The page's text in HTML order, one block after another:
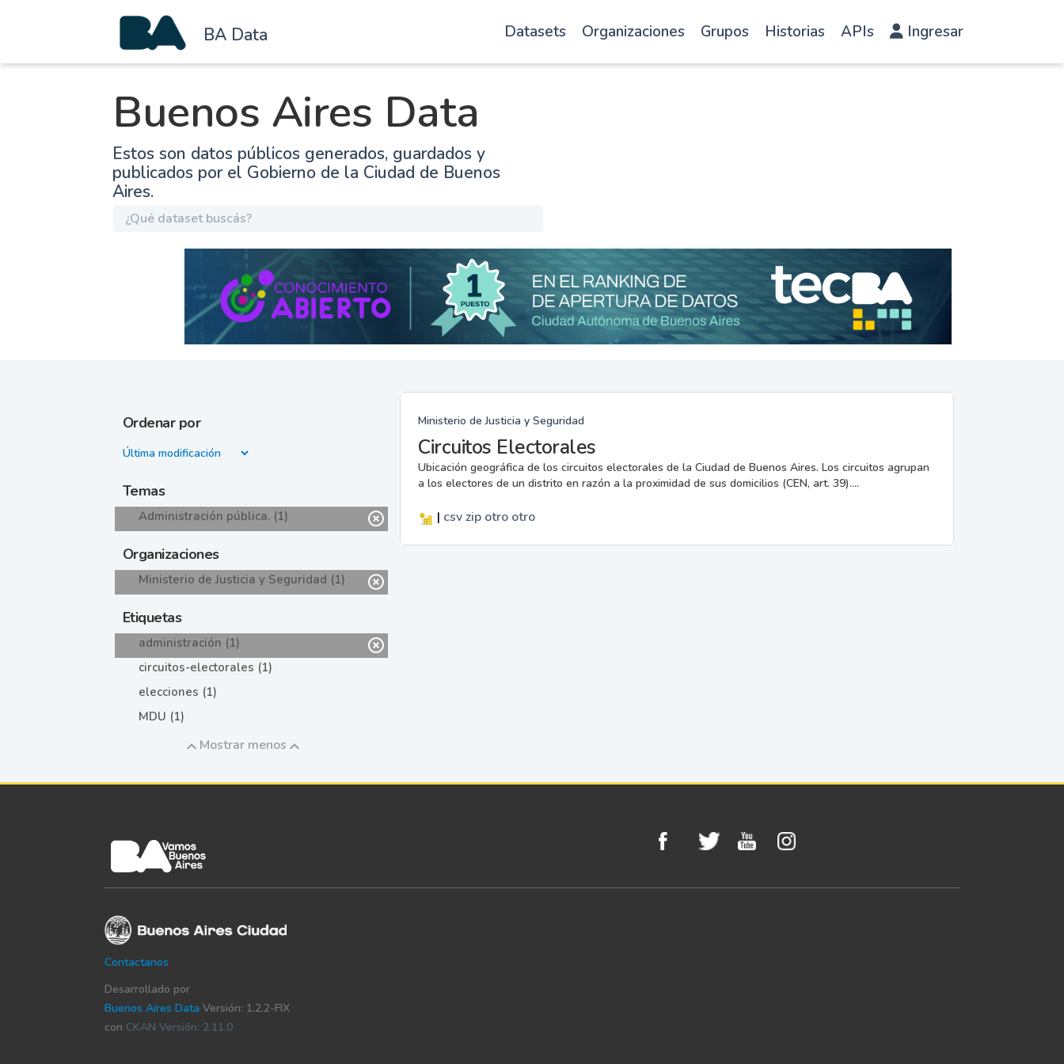
BA Data Datasets Organizaciones Grupos Historias APIs Ingresar
Buenos Aires Data
Estos son datos públicos generados, guardados y
publicados por el Gobierno de la Ciudad de Buenos
Aires.
Ordenar por
Temas
Administración pública. (1)
Organizaciones
Ministerio de Justicia y Seguridad (1)
Etiquetas
administración (1)
circuitos-electorales (1)
elecciones (1)
MDU (1)
Mostrar menos
Ministerio de Justicia y Seguridad
Circuitos Electorales
Ubicación geográfica de los circuitos electorales de la Ciudad de Buenos Aires. Los circuitos agrupan
a los electores de un distrito en razón a la proximidad de sus domicilios (CEN, art. 39)....
| csvzip otro otro
Contactanos
Desarrollado por
Buenos Aires Data Versión: 1.2.2-FIX
con CKAN Versión: 2.11.0